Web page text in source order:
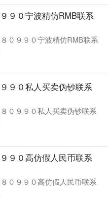
９０宁波精仿RMB联系
０９９０宁波精仿RMB联系
９０私人买卖伪钞联系
０９９０私人买卖伪钞联系
９０高仿假人民币联系
０９９０高仿假人民币联系